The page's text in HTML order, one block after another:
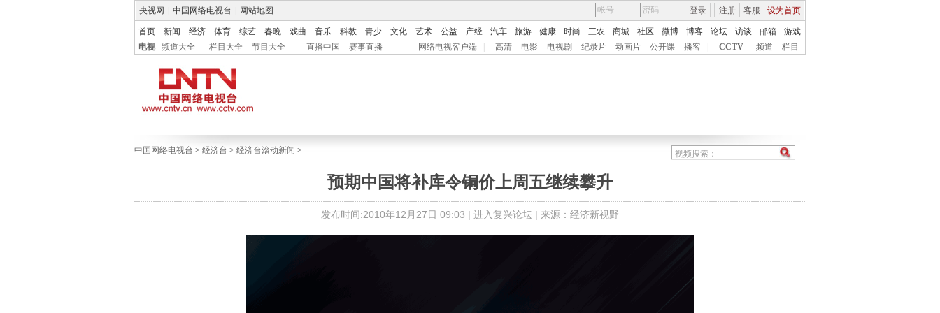
央视网 中国网络电视台 网站地图 客服 设为首页
登录 注册
首页 新闻 经济 体育 综艺 春晚 戏曲 音乐 科教 青少 文化 艺术 公益 产经 汽车 旅游 健康 时尚 三农 商城 社区 微博 博客 论坛 访谈 邮箱
游戏
电视
频道大全 栏目大全 节目大全 直播中国 赛事直播 网络电视客户端 高清 电影 电视剧 纪录片 动画片 公开课 播客 CCTV 频道 栏目
中国网络电视台 > 经济台 > 经济台滚动新闻 >
预期中国将补库令铜价上周五继续攀升
发布时间:2010年12月27日 09:03 | 进入复兴论坛 | 来源：经济新视野